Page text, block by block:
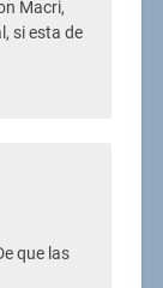
Macri,
si esta de
que las